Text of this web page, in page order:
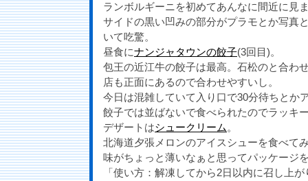
ランボルギーニを初めてあんなに間近に見
サイドの黒い凹みの部分がプラモとか写真
いて吃驚。
昼食にナンジャタウンの餃子(3回目)。
包王の近江牛の餃子は最高。石松のと合わ
店も正面にあるので合わせやすいし。
今日は混雑していて入り口で30分待ちとか
餃子では並ばないで食べられたのでラッキ
デザートはシュークリーム 。
北海道夕張メロンのアイスシューを食べて
味がちょっと薄いなぁと思ってパッケージ
「使い方：解凍してから2日以内に召し上